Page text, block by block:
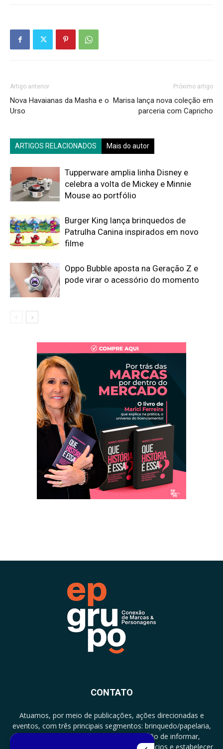
Artigo anterior
Nova Havaianas da Masha e o
Urso
Próximo artigo
Marisa lança nova coleção em
parceria com Capricho
ARTIGOS RELACIONADOS Mais do autor
Tupperware amplia linha Disney e
celebra a volta de Mickey e Minnie
Mouse ao portfólio
Burger King lança brinquedos de
Patrulha Canina inspirados em novo
filme
Oppo Bubble aposta na Geração Z e
pode virar o acessório do momento
CONTATO
Atuamos, por meio de publicações, ações direcionadas e
eventos, com três principais segmentos: brinquedo/papelaria,
licenciamento e zero a três com a missão de informar,
documentar, proporcionar encontro de negócios e estabelecer